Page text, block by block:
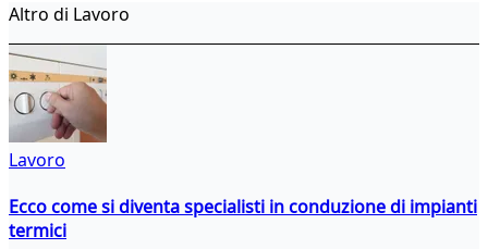
Altro di Lavoro
Lavoro
Ecco come si diventa specialisti in conduzione di impianti
termici